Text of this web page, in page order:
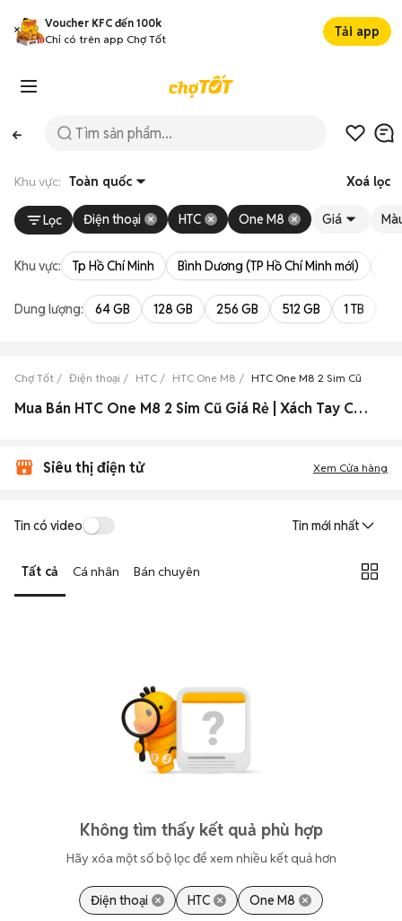
Voucher KFC đến 100k
Chỉ có trên app Chợ Tốt
Tải app
Khu vực: Toàn quốc Xoá lọc
Lọc Điện thoại HTC One M8 Giá
Khu vực: Tp Hồ Chí Minh Bình Dương (TP Hồ Chí Minh mới)
Dung lượng: 64 GB 128 GB 256 GB 512 GB 1 TB
Chợ Tốt Điện thoại HTC HTC One M8 HTC One M8 2 Sim Cũ
Mua Bán HTC One M8 2 Sim Cũ Giá Rẻ | Xách Tay Chính Hãng
Siêu thị điện tử Xem Cửa hàng
Tin có video Tin mới nhất
Tất cả Cá nhân Bán chuyên
Không tìm thấy kết quả phù hợp
Hãy xóa một số bộ lọc để xem nhiều kết quả hơn
Điện thoại HTC One M8